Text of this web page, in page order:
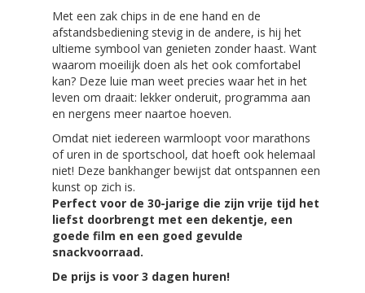
Met een zak chips in de ene hand en de
afstandsbediening stevig in de andere, is hij het
ultieme symbool van genieten zonder haast. Want
waarom moeilijk doen als het ook comfortabel
kan? Deze luie man weet precies waar het in het
leven om draait: lekker onderuit, programma aan
en nergens meer naartoe hoeven.
Omdat niet iedereen warmloopt voor marathons
of uren in de sportschool, dat hoeft ook helemaal
niet! Deze bankhanger bewijst dat ontspannen een
kunst op zich is.
Perfect voor de 30-jarige die zijn vrije tijd het
liefst doorbrengt met een dekentje, een
goede film en een goed gevulde
snackvoorraad.
De prijs is voor 3 dagen huren!